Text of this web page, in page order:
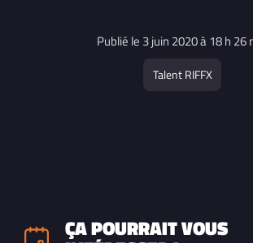
Publié le 3 juin 2020 à 18 h 26
Talent RIFFX
ÇA POURRAIT VOUS